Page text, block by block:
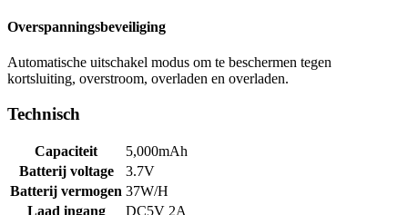
Overspanningsbeveiliging
Automatische uitschakel modus om te beschermen tegen
kortsluiting, overstroom, overladen en overladen.
Technisch
Capaciteit
5,000mAh
Batterij voltage
3.7V
Batterij vermogen 37W/H
Laad ingang
DC5V 2A